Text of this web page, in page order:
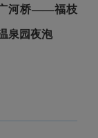
河桥——福枝
泉园夜泡